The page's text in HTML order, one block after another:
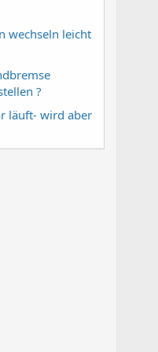
wechseln leicht
?
läuft- wird aber